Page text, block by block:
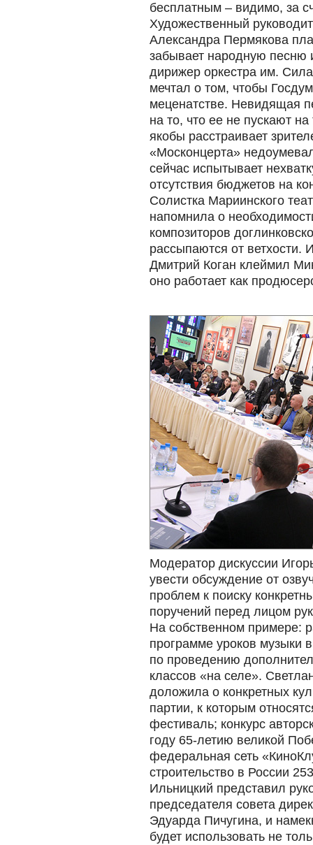
бесплатным – видимо, за
Художественный
Александра Пермякова
забывает народную песню
дирижер оркестра им.
мечтал о том, чтобы
меценатстве. Невидящая
на то, что ее не пускают
якобы расстраивает
«Москонцерта»
сейчас испытывает
отсутствия бюджетов на
Солистка Мариинского
напомнила о
композиторов
рассыпаются от ветхости.
Дмитрий Коган клеймил
оно работает как
Модератор дискуссии
увести обсуждение от
проблем к поиску
поручений перед лицом
На собственном примере:
программе уроков музыки
по проведению
классов «на селе».
доложила о конкретных
партии, к которым
фестиваль; конкурс
году 65-летию великой
федеральная сеть
строительство в России
Ильницкий представил
председателя совета
Эдуарда Пичугина, и
будет использовать не